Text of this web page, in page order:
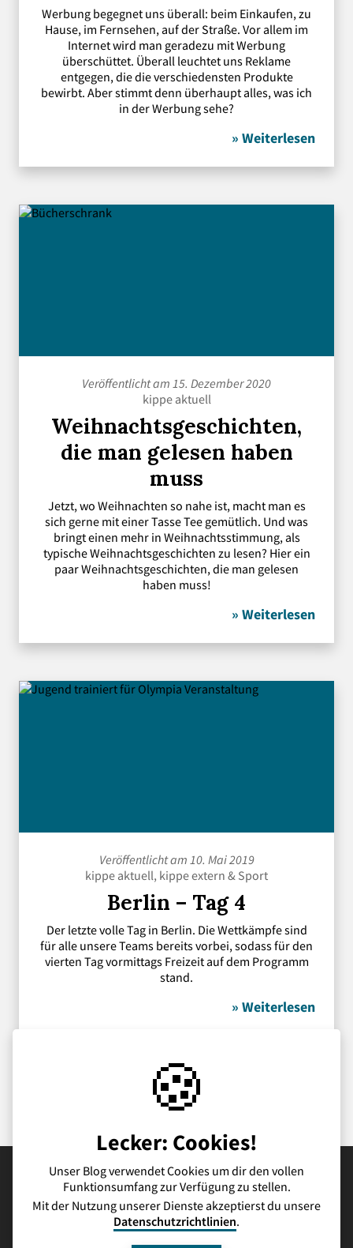
Werbung begegnet uns überall: beim Einkaufen, zu
Hause, im Fernsehen, auf der Straße. Vor allem im
Internet wird man geradezu mit Werbung
überschüttet. Überall leuchtet uns Reklame
entgegen, die die verschiedensten Produkte
bewirbt. Aber stimmt denn überhaupt alles, was ich
in der Werbung sehe?
» Weiterlesen
Veröffentlicht am 15. Dezember 2020
kippe aktuell
Weihnachtsgeschichten,
die man gelesen haben
muss
Jetzt, wo Weihnachten so nahe ist, macht man es
sich gerne mit einer Tasse Tee gemütlich. Und was
bringt einen mehr in Weihnachtsstimmung, als
typische Weihnachtsgeschichten zu lesen? Hier ein
paar Weihnachtsgeschichten, die man gelesen
haben muss!
» Weiterlesen
Veröffentlicht am 10. Mai 2019
kippe aktuell, kippe extern & Sport
Berlin – Tag 4
Der letzte volle Tag in Berlin. Die Wettkämpfe sind
für alle unsere Teams bereits vorbei, sodass für den
vierten Tag vormittags Freizeit auf dem Programm
stand.
» Weiterlesen
Schulhomepage Kontakt Datenschutz Impressum
🍪
Lecker: Cookies!
Unser Blog verwendet Cookies um dir den vollen
Funktionsumfang zur Verfügung zu stellen.
Mit der Nutzung unserer Dienste akzeptierst du unsere
Datenschutzrichtlinien.